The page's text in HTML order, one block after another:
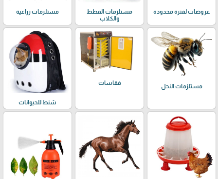
عروضات لفترة محدودة
مستلزمات القطط
والكلاب
مستلزمات زراعية
مستلزمات النحل
فقاسات
شنط للحيوانات